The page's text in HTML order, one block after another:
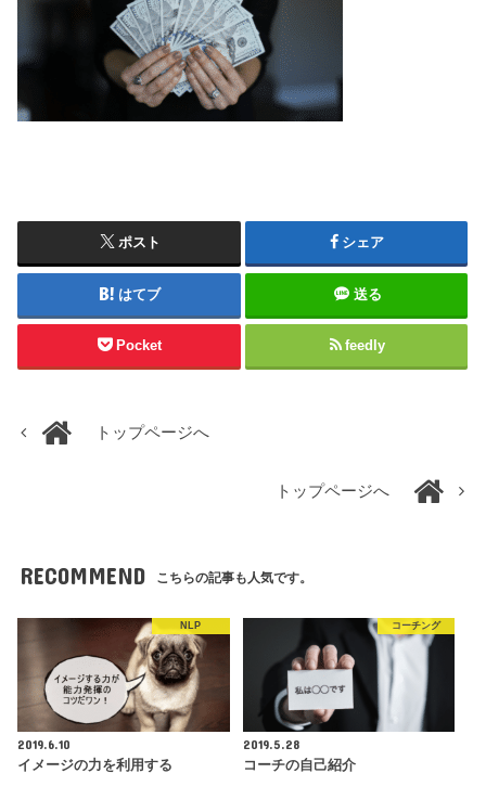
ポスト シェア
はてブ 送る
Pocket feedly
トップページへ
トップページへ
RECOMMEND こちらの記事も人気です。
NLP
2019.6.10
イメージの力を利用する
コーチング
2019.5.28
コーチの自己紹介